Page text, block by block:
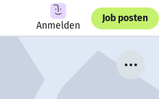
Anmelden
Job posten